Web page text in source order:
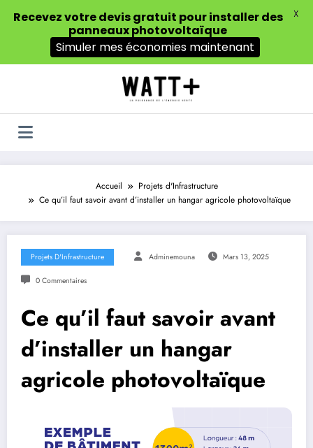
Accueil
Projets d'Infrastructure
Ce qu’il faut savoir avant d’installer un hangar agricole photovoltaïque
Projets D'Infrastructure Adminemouna Mars 13, 2025
0 Commentaires
Ce qu’il faut savoir avant
d’installer un hangar
agricole photovoltaïque
Recevez votre devis gratuit pour installer des
panneaux photovoltaïque
Simuler mes économies maintenant
X